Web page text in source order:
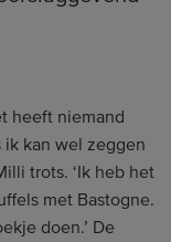
heeft niemand
kan wel zeggen
trots. ‘Ik heb het
met Bastogne.
doen.’ De